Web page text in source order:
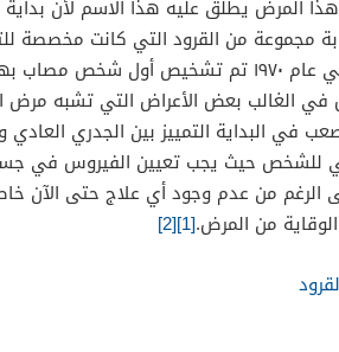
المرض يطلق عليه هذا الاسم لأن
إصابة مجموعة من القرود التي كانت مخصصة
والأبحاث العلمية بهذا المرض، وبعدها في عام ١٩٧٠ تم تشخيص
الغالب بعض الأعراض التي تشبه مرض
في البداية التمييز بين الجدري العادي
للشخص حيث يجب تعيين الفيروس في
من عدم وجود أي علاج حتى الآن
من المرض.[1]
[2]